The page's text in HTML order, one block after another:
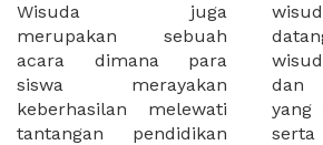
Wisuda juga
merupakan sebuah
acara dimana para
siswa merayakan
keberhasilan melewati
tantangan pendidikan
wisudawan yang akan
datang. Pilihlah tempat
wisuda yang strategis,
dan memiliki lokasi
yang mudah dijangkau,
serta memiliki katering